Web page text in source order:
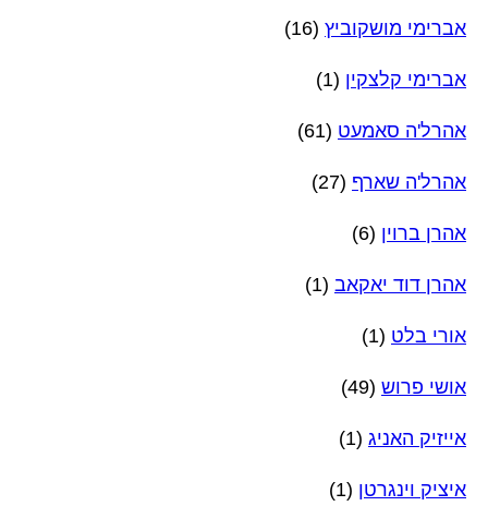
אברימי מושקוביץ (16)
אברימי קלצקין (1)
אהרל'ה סאמעט (61)
אהרל'ה שארף (27)
אהרן ברוין (6)
אהרן דוד יאקאב (1)
אורי בלט (1)
אושי פרוש (49)
אייזיק האניג (1)
איציק וינגרטן (1)